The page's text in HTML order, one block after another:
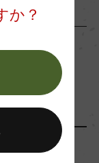
ンクール・
ナショナ
ル 2007 金
ィア・受賞情報
か？